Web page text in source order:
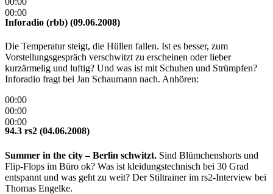
00:00
Inforadio (rbb) (09.06.2008)
Die Temperatur steigt, die Hüllen fallen. Ist es besser, zum
Vorstellungsgespräch verschwitzt zu erscheinen oder lieber
kurzärmelig und luftig? Und was ist mit Schuhen und Strümpfen?
Inforadio fragt bei Jan Schaumann nach. Anhören:
00:00
00:00
00:00
94.3 rs2 (04.06.2008)
Summer in the city – Berlin schwitzt. Sind Blümchenshorts und
Flip-Flops im Büro ok? Was ist kleidungstechnisch bei 30 Grad
entspannt und was geht zu weit? Der Stiltrainer im rs2-Interview bei
Thomas Engelke.